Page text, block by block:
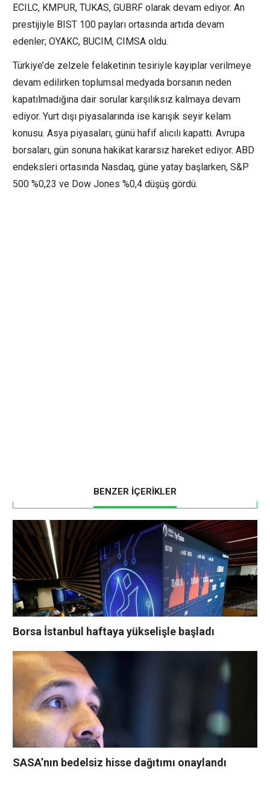
ECILC, KMPUR, TUKAS, GUBRF olarak devam ediyor. An
prestijiyle BIST 100 payları ortasında artıda devam
edenler; OYAKC, BUCIM, CIMSA oldu.
Türkiye’de zelzele felaketinin tesiriyle kayıplar verilmeye
devam edilirken toplumsal medyada borsanın neden
kapatılmadığına dair sorular karşılıksız kalmaya devam
ediyor. Yurt dışı piyasalarında ise karışık seyir kelam
konusu. Asya piyasaları, günü hafif alıcılı kapattı. Avrupa
borsaları, gün sonuna hakikat kararsız hareket ediyor. ABD
endeksleri ortasında Nasdaq, güne yatay başlarken, S&P
500 %0,23 ve Dow Jones %0,4 düşüş gördü.
BENZER İÇERİKLER
Borsa İstanbul haftaya yükselişle başladı
SASA’nın bedelsiz hisse dağıtımı onaylandı